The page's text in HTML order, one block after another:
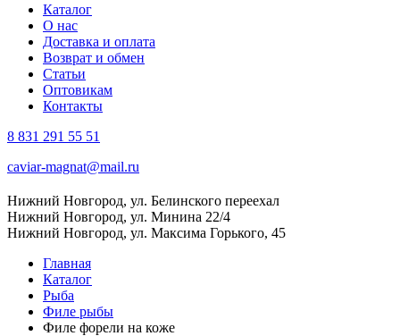
Каталог
О нас
Доставка и оплата
Возврат и обмен
Статьи
Оптовикам
Контакты
8 831 291 55 51
caviar-magnat@mail.ru
Нижний Новгород, ул. Белинского переехал
Нижний Новгород, ул. Минина 22/4
Нижний Новгород, ул. Максима Горького, 45
Главная
Каталог
Рыба
Филе рыбы
Филе форели на коже